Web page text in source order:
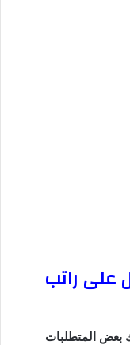
على راتب
بعض المتطلبات